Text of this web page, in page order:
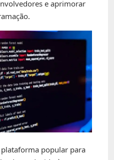
Redes Sociais
Saúde e Bem-estar
Sorteios e Premiações
Motivação e Autoajuda
e aprimorar
popular para